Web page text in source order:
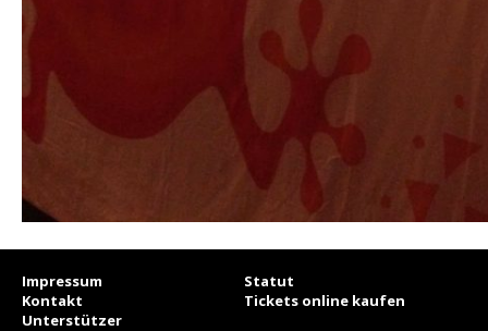
Impressum
Statut
Kontakt
Tickets online kaufen
Unterstützer